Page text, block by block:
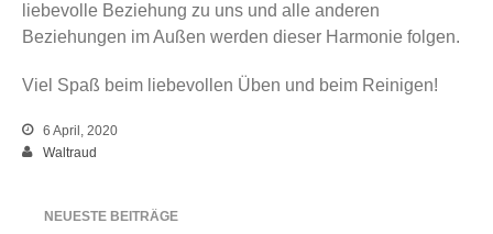
liebevolle Beziehung zu uns und alle anderen
Beziehungen im Außen werden dieser Harmonie folgen.
Viel Spaß beim liebevollen Üben und beim Reinigen!
6 April, 2020
Waltraud
NEUESTE BEITRÄGE